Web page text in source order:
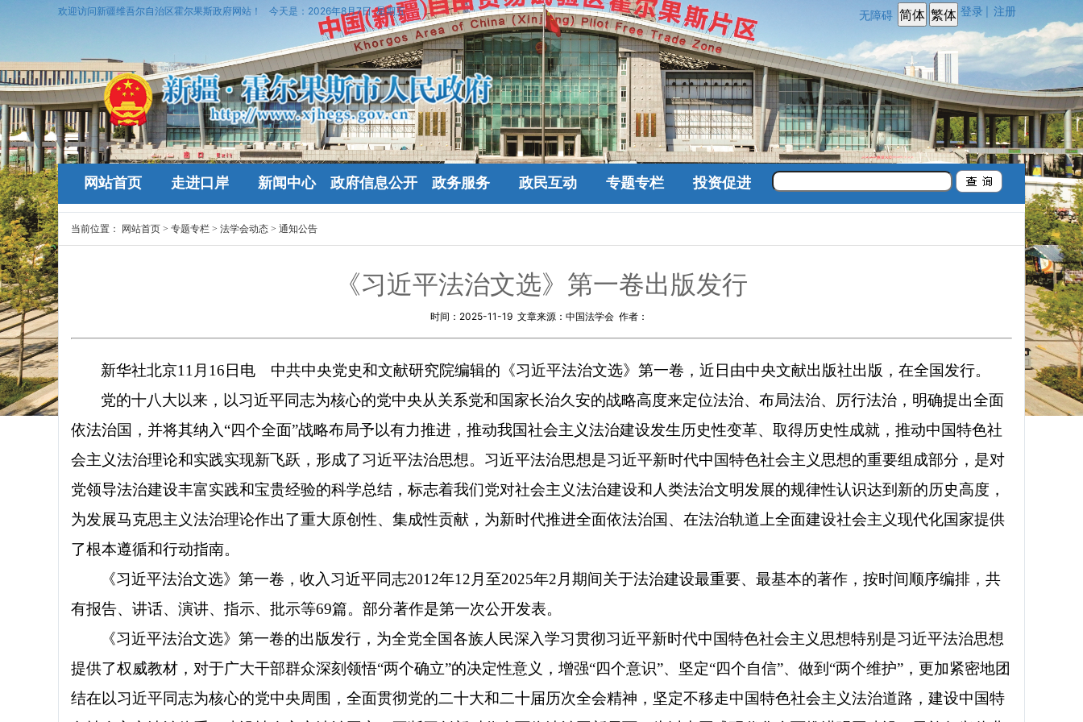
欢迎访问新疆维吾尔自治区霍尔果斯政府网站！ 今天是： 无障碍 登录 注册
2026年8月7日 星期五
网站首页 走进口岸 新闻中心 政府信息公开 政务服务 政民互动 专题专栏 投资促进
当前位置： 网站首页 > 专题专栏 > 法学会动态 > 通知公告
《习近平法治文选》第一卷出版发行
时间： 2025-11-19 文章来源：中国法学会 作者：
新华社北京11月16日电 中共中央党史和文献研究院编辑的《习近平法治文选》第一卷，近日由中央文献出版社出版，在全国发行。
党的十八大以来，以习近平同志为核心的党中央从关系党和国家长治久安的战略高度来定位法治、布局法治、厉行法治，明确提出全面
依法治国，并将其纳入“四个全面”战略布局予以有力推进，推动我国社会主义法治建设发生历史性变革、取得历史性成就，推动中国特色社
会主义法治理论和实践实现新飞跃，形成了习近平法治思想。习近平法治思想是习近平新时代中国特色社会主义思想的重要组成部分，是对
党领导法治建设丰富实践和宝贵经验的科学总结，标志着我们党对社会主义法治建设和人类法治文明发展的规律性认识达到新的历史高度，
为发展马克思主义法治理论作出了重大原创性、集成性贡献，为新时代推进全面依法治国、在法治轨道上全面建设社会主义现代化国家提供
了根本遵循和行动指南。
《习近平法治文选》第一卷，收入习近平同志2012年12月至2025年2月期间关于法治建设最重要、最基本的著作，按时间顺序编排，共
有报告、讲话、演讲、指示、批示等69篇。部分著作是第一次公开发表。
《习近平法治文选》第一卷的出版发行，为全党全国各族人民深入学习贯彻习近平新时代中国特色社会主义思想特别是习近平法治思想
提供了权威教材，对于广大干部群众深刻领悟“两个确立”的决定性意义，增强“四个意识”、坚定“四个自信”、做到“两个维护”，更加紧密地团
结在以习近平同志为核心的党中央周围，全面贯彻党的二十大和二十届历次全会精神，坚定不移走中国特色社会主义法治道路，建设中国特